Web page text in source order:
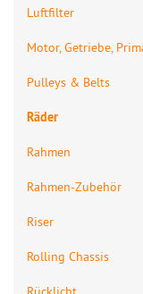
Luftfilter
Motor, Getriebe,
Pulleys & Belts
Räder
Rahmen
Rahmen-Zubehör
Riser
Rolling Chassis